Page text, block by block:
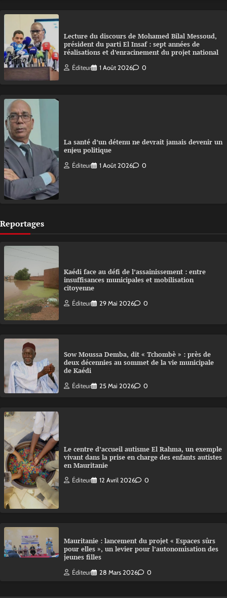
Lecture du discours de Mohamed Bilal Messoud,
président du parti El Insaf : sept années de
réalisations et d’enracinement du projet national
Éditeur 1 Août 2026 0
La santé d’un détenu ne devrait jamais devenir un
enjeu politique
Éditeur 1 Août 2026 0
Reportages
Kaédi face au défi de l’assainissement : entre
insuffisances municipales et mobilisation
citoyenne
Éditeur 29 Mai 2026 0
Sow Moussa Demba, dit « Tchombè » : près de
deux décennies au sommet de la vie municipale
de Kaédi
Éditeur 25 Mai 2026 0
Le centre d’accueil autisme El Rahma, un exemple
vivant dans la prise en charge des enfants autistes
en Mauritanie
Éditeur 12 Avril 2026 0
Mauritanie : lancement du projet « Espaces sûrs
pour elles », un levier pour l’autonomisation des
jeunes filles
Éditeur 28 Mars 2026 0